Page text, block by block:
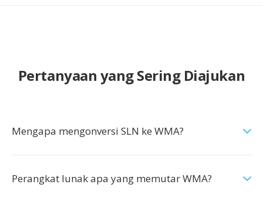
Pertanyaan yang Sering Diajukan
Mengapa mengonversi SLN ke WMA?
Perangkat lunak apa yang memutar WMA?